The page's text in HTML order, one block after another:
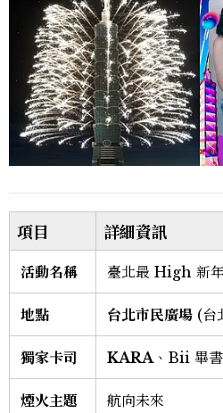
項目 詳細資訊
活動名稱 臺北最 High 新
地點 台北市民廣場 (台
獨家卡司 KARA 、Bii 畢
煙火主題 航向未來